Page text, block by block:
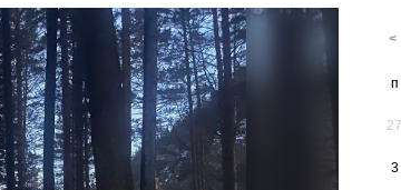
п
27
3